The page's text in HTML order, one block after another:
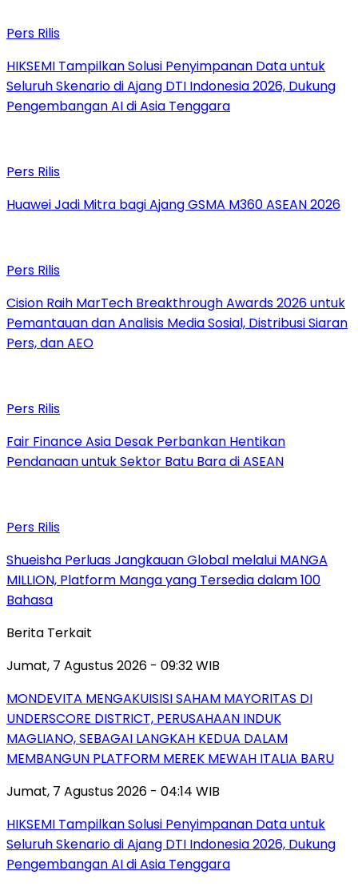
Pers Rilis
HIKSEMI Tampilkan Solusi Penyimpanan Data untuk
Seluruh Skenario di Ajang DTI Indonesia 2026, Dukung
Pengembangan AI di Asia Tenggara
Pers Rilis
Huawei Jadi Mitra bagi Ajang GSMA M360 ASEAN 2026
Pers Rilis
Cision Raih MarTech Breakthrough Awards 2026 untuk
Pemantauan dan Analisis Media Sosial, Distribusi Siaran
Pers, dan AEO
Pers Rilis
Fair Finance Asia Desak Perbankan Hentikan
Pendanaan untuk Sektor Batu Bara di ASEAN
Pers Rilis
Shueisha Perluas Jangkauan Global melalui MANGA
MILLION, Platform Manga yang Tersedia dalam 100
Bahasa
Berita Terkait
Jumat, 7 Agustus 2026 - 09:32 WIB
MONDEVITA MENGAKUISISI SAHAM MAYORITAS DI
UNDERSCORE DISTRICT, PERUSAHAAN INDUK
MAGLIANO, SEBAGAI LANGKAH KEDUA DALAM
MEMBANGUN PLATFORM MEREK MEWAH ITALIA BARU
Jumat, 7 Agustus 2026 - 04:14 WIB
HIKSEMI Tampilkan Solusi Penyimpanan Data untuk
Seluruh Skenario di Ajang DTI Indonesia 2026, Dukung
Pengembangan AI di Asia Tenggara